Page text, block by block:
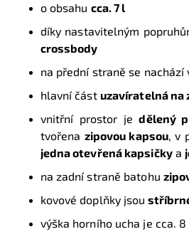
o obsahu cca. 7 l
díky nastavitelným
crossbody
na přední straně se nachází
hlavní část uzavíratelná na
vnitřní prostor jedělený
tvořena zipovou kapsou, v
jedna otevřená kapsičkya
na zadní straně batohu
kovové doplňky jsou
výška horního ucha je cca. 8